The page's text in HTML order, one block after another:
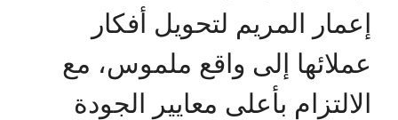
إعمار المريم لتحويل أفكار
عملائها إلى واقع ملموس، مع
الالتزام بأعلى معايير الجودة